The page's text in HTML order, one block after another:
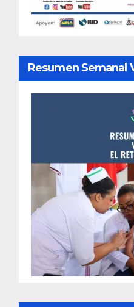
Resumen Semanal